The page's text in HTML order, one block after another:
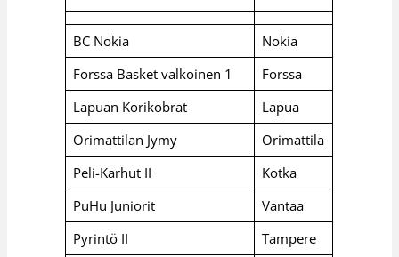
BC Nokia
Nokia
Forssa Basket valkoinen 1
Forssa
Lapuan Korikobrat
Lapua
Orimattilan Jymy
Orimattila
Peli-Karhut II
Kotka
PuHu Juniorit
Vantaa
Pyrintö II
Tampere